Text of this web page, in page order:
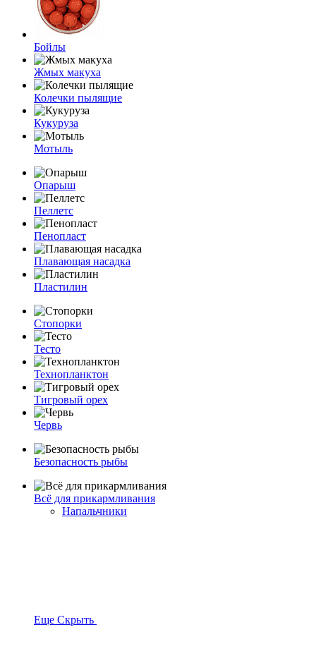
Бойлы
Жмых макуха
Колечки пылящие
Кукуруза
Мотыль
Опарыш
Пеллетс
Пенопласт
Плавающая насадка
Пластилин
Стопорки
Тесто
Технопланктон
Тигровый орех
Червь
Безопасность рыбы
Всё для прикармливания
Напальчники
Еще Скрыть